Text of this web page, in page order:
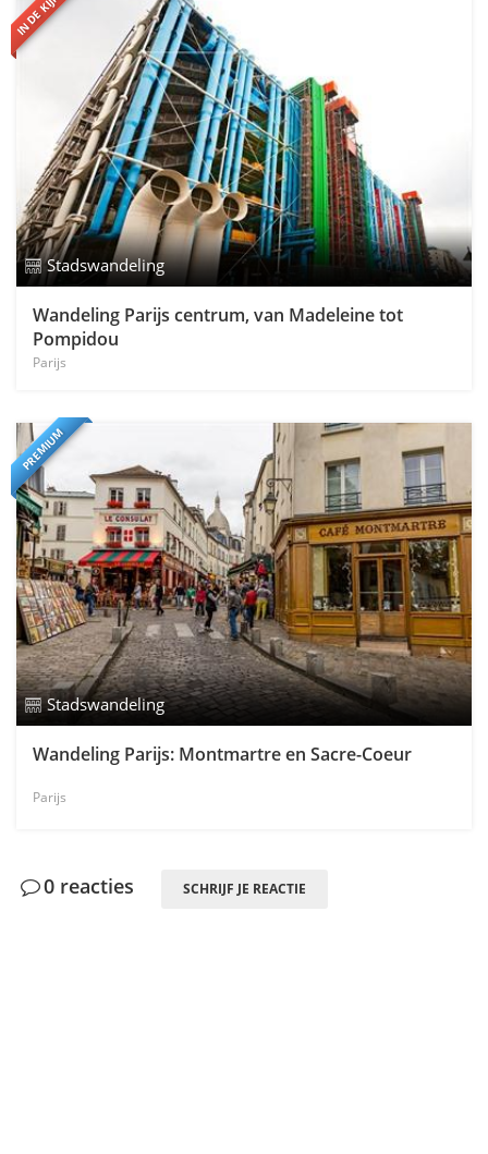
Stadswandeling
Wandeling Parijs centrum, van Madeleine tot
Pompidou
Parijs
PREMIUM
Stadswandeling
Wandeling Parijs: Montmartre en Sacre-Coeur
Parijs
0 reacties SCHRIJF JE REACTIE